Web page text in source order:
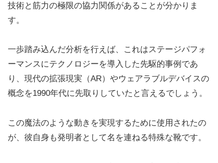
技術と筋力の極限の協力関係があることが分かりま
す。
一歩踏み込んだ分析を行えば、これはステージパフォ
ーマンスにテクノロジーを導入した先駆的事例であ
り、現代の拡張現実（AR）やウェアラブルデバイスの
概念を1990年代に先取りしていたと言えるでしょう。
この魔法のような動きを実現するために使用されたの
が、彼自身も発明者として名を連ねる特殊な靴です。